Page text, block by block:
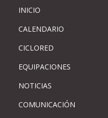
INICIO
CALENDARIO
CICLORED
EQUIPACIONES
NOTICIAS
COMUNICACIÓN